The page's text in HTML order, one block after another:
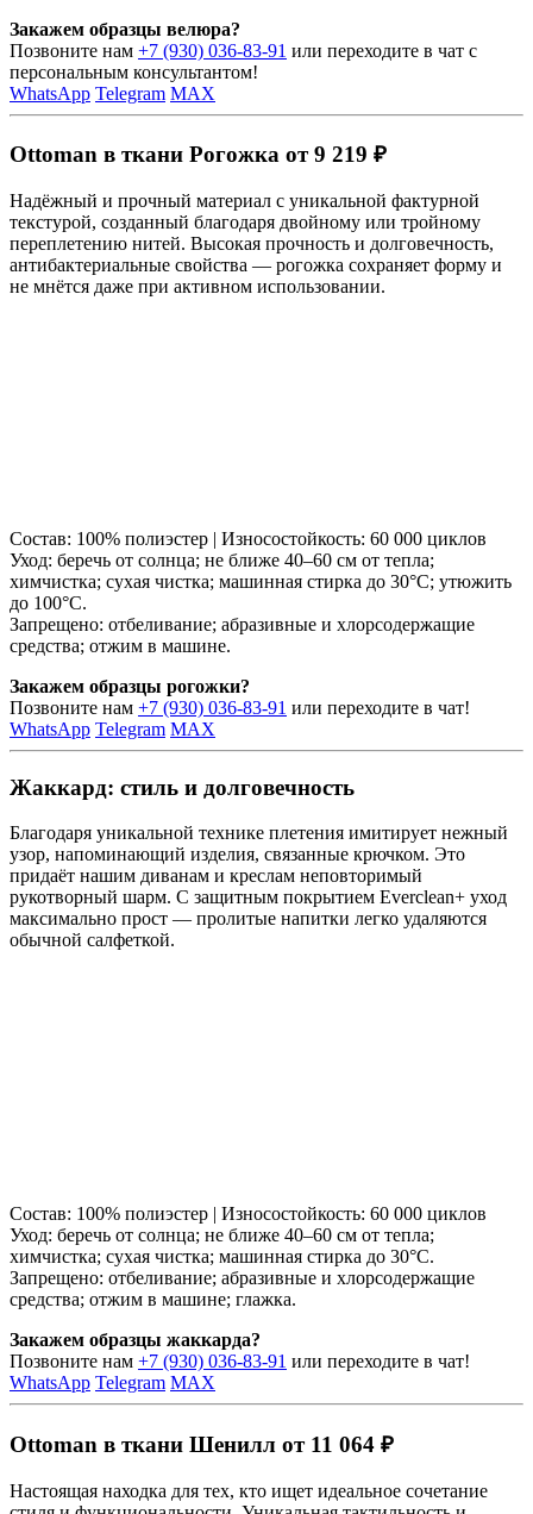
Закажем образцы велюра?
Позвоните нам +7 (930) 036-83-91 или переходите в чат с
персональным консультантом!
WhatsApp Telegram MAX
Ottoman в ткани Рогожка от 9 219 ₽
Надёжный и прочный материал с уникальной фактурной
текстурой, созданный благодаря двойному или тройному
переплетению нитей. Высокая прочность и долговечность,
антибактериальные свойства — рогожка сохраняет форму и
не мнётся даже при активном использовании.
Состав: 100% полиэстер | Износостойкость: 60 000 циклов
Уход: беречь от солнца; не ближе 40–60 см от тепла;
химчистка; сухая чистка; машинная стирка до 30°C; утюжить
до 100°C.
Запрещено: отбеливание; абразивные и хлорсодержащие
средства; отжим в машине.
Закажем образцы рогожки?
Позвоните нам +7 (930) 036-83-91 или переходите в чат!
WhatsApp Telegram MAX
Жаккард: стиль и долговечность
Благодаря уникальной технике плетения имитирует нежный
узор, напоминающий изделия, связанные крючком. Это
придаёт нашим диванам и креслам неповторимый
рукотворный шарм. С защитным покрытием Everclean+ уход
максимально прост — пролитые напитки легко удаляются
обычной салфеткой.
Состав: 100% полиэстер | Износостойкость: 60 000 циклов
Уход: беречь от солнца; не ближе 40–60 см от тепла;
химчистка; сухая чистка; машинная стирка до 30°C.
Запрещено: отбеливание; абразивные и хлорсодержащие
средства; отжим в машине; глажка.
Закажем образцы жаккарда?
Позвоните нам +7 (930) 036-83-91 или переходите в чат!
WhatsApp Telegram MAX
Ottoman в ткани Шенилл от 11 064 ₽
Настоящая находка для тех, кто ищет идеальное сочетание